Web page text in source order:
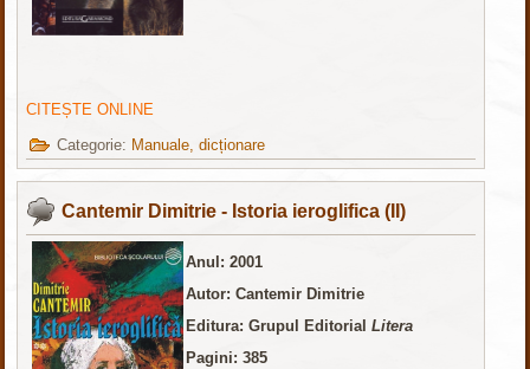
CITEȘTE ONLINE
Categorie: Manuale, dicționare
Cantemir Dimitrie - Istoria ieroglifica (II)
Anul: 2001
Autor: Cantemir Dimitrie
Editura: Grupul EditorialLitera
Pagini: 385